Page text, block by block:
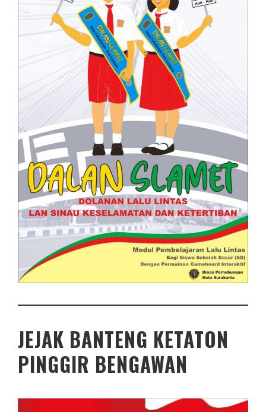
JEJAK BANTENG KETATON
PINGGIR BENGAWAN